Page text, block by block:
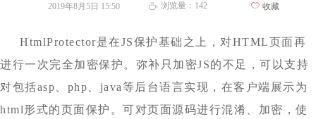
HtmlProtector是在JS保护基础之上，对HTML页面再
进行一次完全加密保护。弥补只加密JS的不足，可以支持
对包括asp、php、java等后台语言实现，在客户端展示为
html形式的页面保护。可对页面源码进行混淆、加密，使
2019年8月5日 15:50 ꄘ 浏览量： 142 ꄀ 收藏